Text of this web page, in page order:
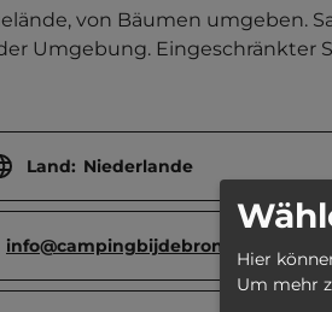
von Bäumen umgeben.
Umgebung. Eingeschränkter
Land: Niederlande
info@campingbijdebronnen.nl
Hier
Um mehr